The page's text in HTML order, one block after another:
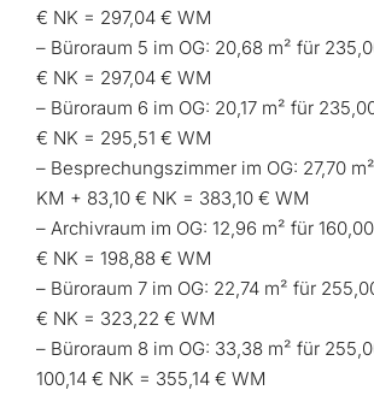
€ NK = 297,04 € WM
– Büroraum 5 im OG: 20,68 m² für
€ NK = 297,04 € WM
– Büroraum 6 im OG: 20,17 m² für
€ NK = 295,51 € WM
– Besprechungszimmer im OG: 27,70
KM + 83,10 € NK = 383,10 € WM
– Archivraum im OG: 12,96 m² für
€ NK = 198,88 € WM
– Büroraum 7 im OG: 22,74 m² für
€ NK = 323,22 € WM
– Büroraum 8 im OG: 33,38 m² für
100,14 € NK = 355,14 € WM